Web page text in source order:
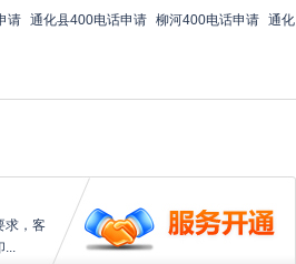
请 通化县400电话申请 柳河400电话申请 通化
求，客
...